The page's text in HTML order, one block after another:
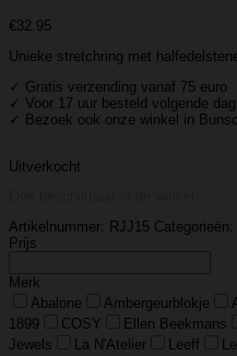
€32.95
Unieke stretchring met
✓ Gratis verzending vanaf 75 euro
✓ Voor 17 uur besteld volgende
✓ Bezoek ook onze winkel in
Uitverkocht
Artikelnummer: RJJ15 Categorieën:
Prijs
Merk
Abalone
Ambergeurblokje
1899
COSY Ellen Beekmans
Jewels
La N'Atelier Leeff